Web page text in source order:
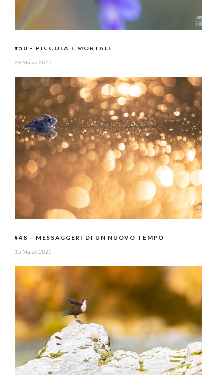
#50 – PICCOLA E MORTALE
29 Marzo 2025
#48 – MESSAGGERI DI UN NUOVO TEMPO
15 Marzo 2025